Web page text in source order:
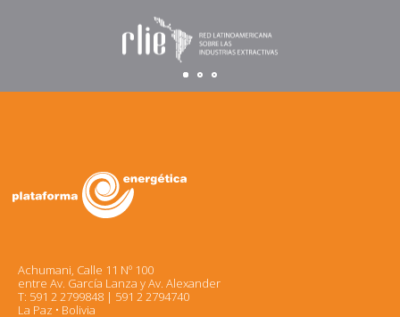
Achumani, Calle 11 Nº 100
entre Av. García Lanza y Av. Alexander
T: 591 2 2799848 | 591 2 2794740
La Paz • Bolivia